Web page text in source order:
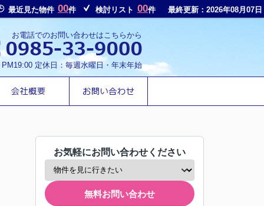
最近見た物件 00件 検討リスト 00件 最終更新：2026年08月07日
お電話でのお問い合わせはこちらから
定休日：毎週水曜日・年末年始
お気軽にお問い合わせください
無料お問い合わせ